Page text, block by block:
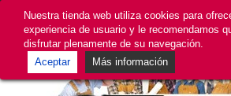
Nuestra tienda web utiliza cookies para
experiencia de usuario y le recomendamos
disfrutar plenamente de su navegación.
Aceptar
Más información
Iniciar sesión
GDPR